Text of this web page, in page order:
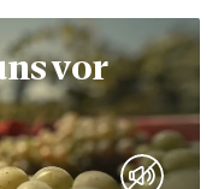
vor